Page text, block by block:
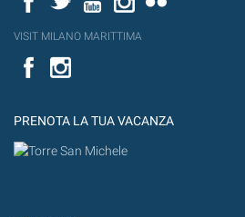
VISIT MILANO MARITTIMA
Facebook
PRENOTA LA TUA VACANZA